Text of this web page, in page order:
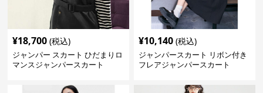
¥18,700 (税込)
ジャンパー スカート ひだまりロ
マンスジャンパースカート
¥10,140 (税込)
ジャンパースカート リボン付き
フレアジャンパースカート